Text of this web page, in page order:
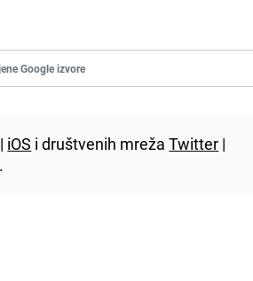
Google izvore
| iOS i društvenih mrežaTwitter |